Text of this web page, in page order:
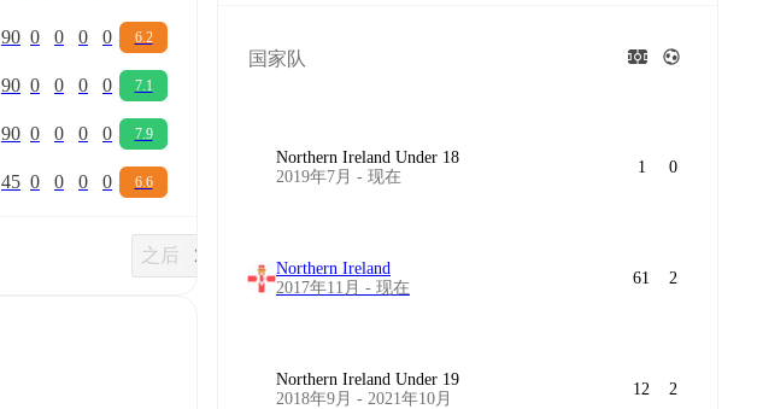
90 0 0 0 0 6.2
90 0 0 0 0 7.1
90 0 0 0 0 7.9
45 0 0 0 0 6.6
之后
国家队
Northern Ireland Under 18
2019年7月 - 现在
1 0
Northern Ireland
2017年11月 - 现在
61 2
Northern Ireland Under 19
2018年9月 - 2021年10月
12 2